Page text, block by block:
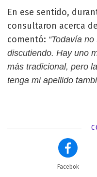
En ese sentido,
consultaron acerca
comentó: “Todavía
discutiendo. Hay uno
más tradicional, pero
tenga mi apellido
Facebok